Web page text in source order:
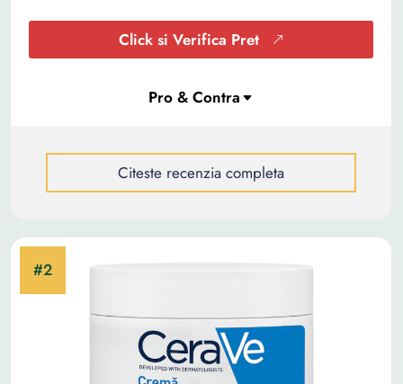
Click si Verifica Pret
Citeste recenzia completa